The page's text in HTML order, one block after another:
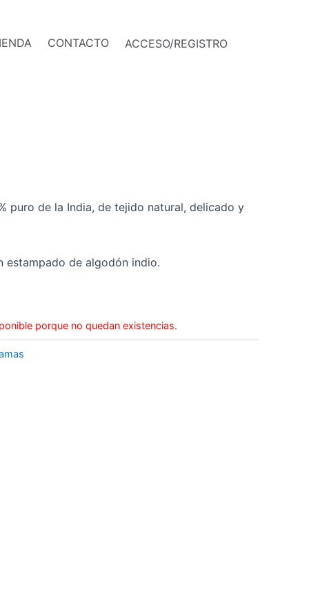
CONTACTO ACCESO/REGISTRO
puro de la India, de tejido natural, delicado y
estampado de algodón indio.
porque no quedan existencias.